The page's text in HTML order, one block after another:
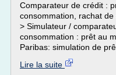
Comparateur de crédit :
consommation, rachat
> Simulateur /
consommation : prêt au
Paribas: simulation de
Lire la suite